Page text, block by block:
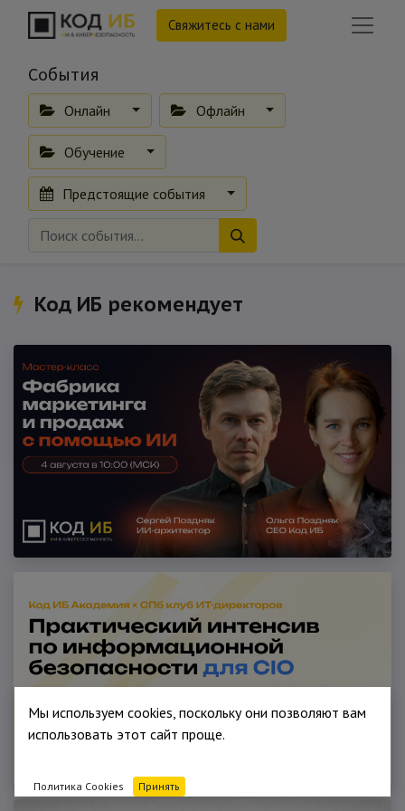
Свяжитесь с нами
События
Онлайн Офлайн
Обучение
Предстоящие события
Код ИБ рекомендует
Мы используем cookies, поскольку они позволяют вам
использовать этот сайт проще.
Политика Cookies Принять